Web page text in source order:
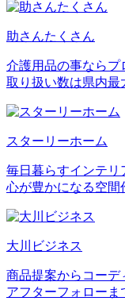
助さんたくさん
介護用品の事ならプ
取り扱い数は県内最
スターリーホーム
毎日暮らすインテリ
心が豊かになる空間
大川ビジネス
商品提案からコーデ
アフターフォローま